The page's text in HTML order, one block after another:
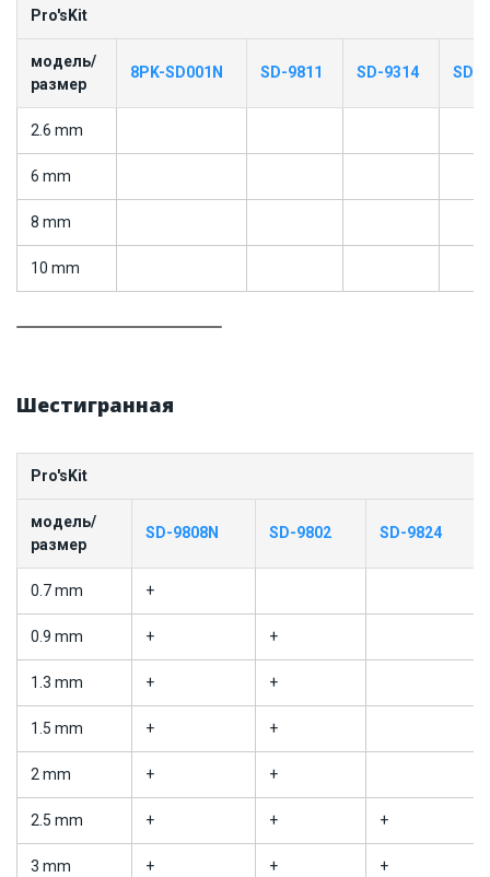
Pro'sKit
модель/
размер
8PK-SD001N SD-9811 SD-9314 SD-
2.6 mm
6 mm
8 mm
10 mm
Шестигранная
Pro'sKit
модель/
размер
SD-9808N SD-9802 SD-9824
0.7 mm +
0.9 mm + +
1.3 mm + +
1.5 mm + +
2 mm + +
2.5 mm + + +
3 mm + + +